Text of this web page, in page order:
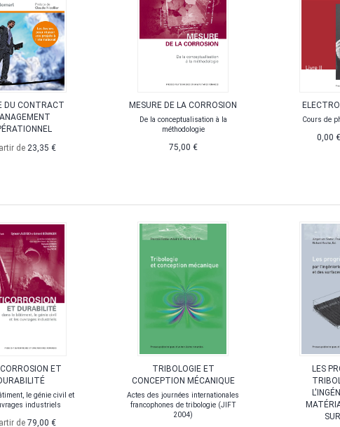
DU CONTRACT
de 23,35 €
MESURE DE LA CORROSION
De la conceptualisation à la
méthodologie
75,00 €
Cours de
0,00 €
ET
le génie civil et
industriels
de 79,00 €
TRIBOLOGIE ET
CONCEPTION MÉCANIQUE
Actes des journées internationales
francophones de tribologie (JIFT
2004)
LES